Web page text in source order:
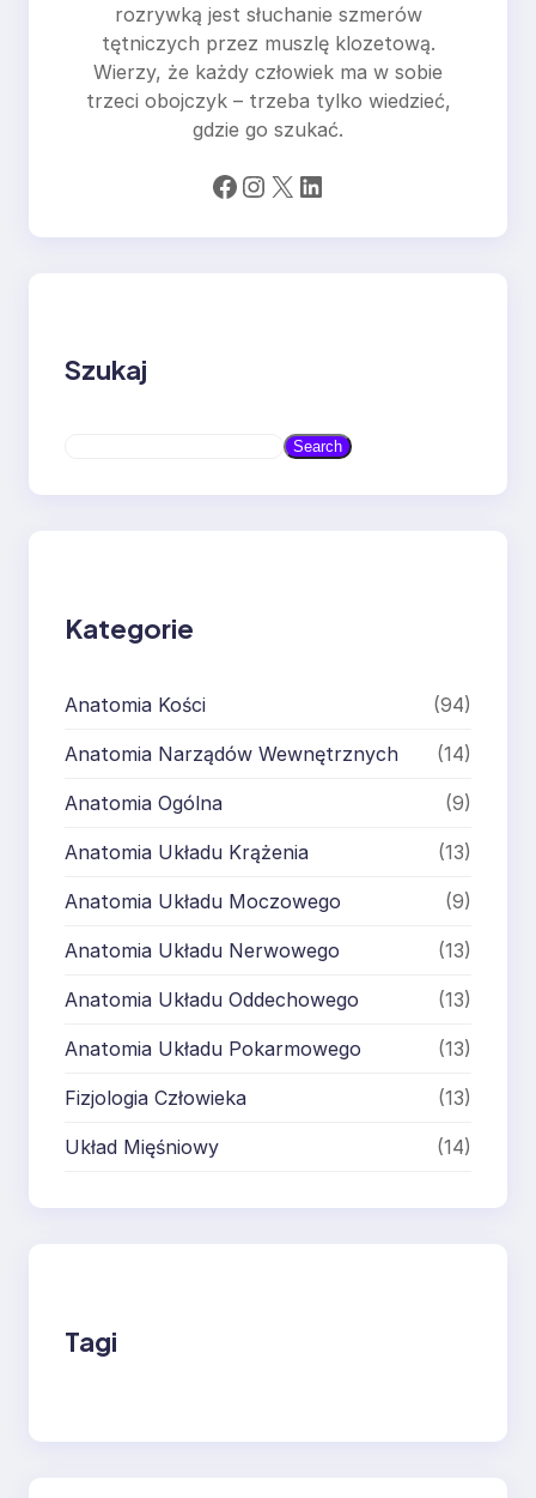
rozrywką jest słuchanie szmerów
tętniczych przez muszlę klozetową.
Wierzy, że każdy człowiek ma w sobie
trzeci obojczyk – trzeba tylko wiedzieć,
gdzie go szukać.
Facebook Instagram X LinkedIn
Szukaj
a
Search
Kategorie
Anatomia Kości (94)
Anatomia Narządów Wewnętrznych (14)
Anatomia Ogólna (9)
Anatomia Układu Krążenia (13)
Anatomia Układu Moczowego (9)
Anatomia Układu Nerwowego (13)
Anatomia Układu Oddechowego (13)
Anatomia Układu Pokarmowego (13)
Fizjologia Człowieka (13)
Układ Mięśniowy (14)
Tagi